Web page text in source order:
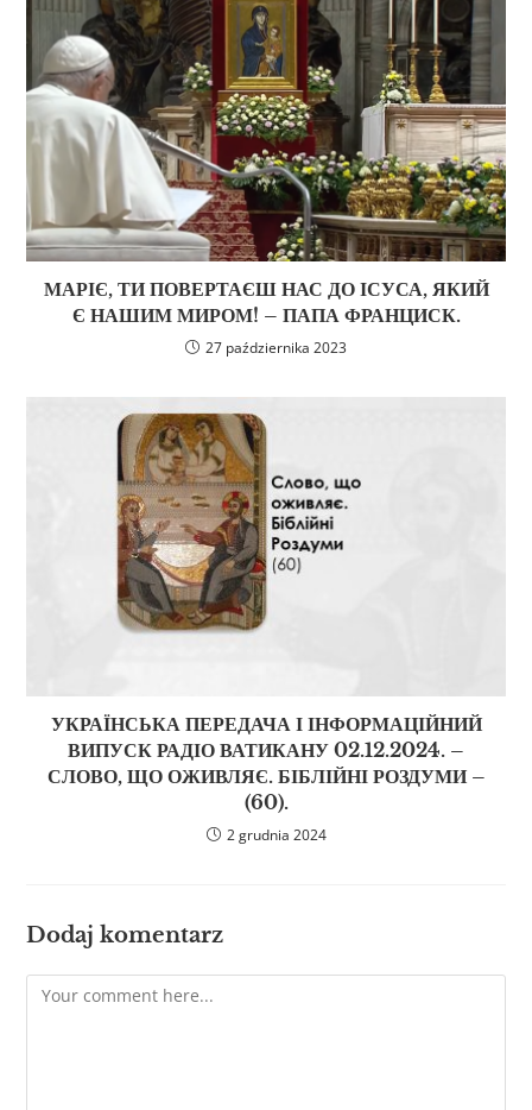
МАРІЄ, ТИ ПОВЕРТАЄШ НАС ДО ІСУСА, ЯКИЙ
Є НАШИМ МИРОМ! – ПАПА ФРАНЦИСК.
27 października 2023
УКРАЇНСЬКА ПЕРЕДАЧА І ІНФОРМАЦІЙНИЙ
ВИПУСК РАДІО ВАТИКАНУ 02.12.2024. –
СЛОВО, ЩО ОЖИВЛЯЄ. БІБЛІЙНІ РОЗДУМИ –
(60).
2 grudnia 2024
Dodaj komentarz